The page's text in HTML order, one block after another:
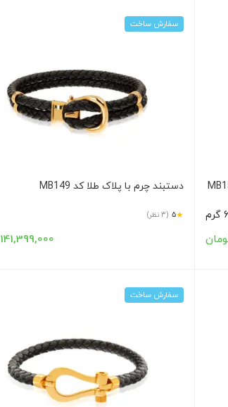
سفارش ساخت
دستبند چرم با پلاک طلا کد MB149
★
5 (3 نظر)
141,399,000 تومان
سفارش ساخت